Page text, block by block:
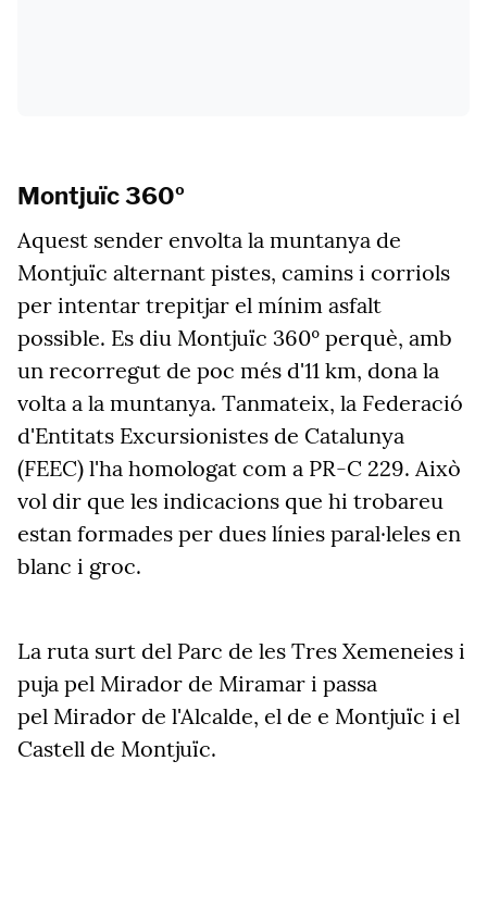
Montjuïc 360º
Aquest sender envolta la muntanya de
Montjuïc alternant pistes, camins i corriols
per intentar trepitjar el mínim asfalt
possible. Es diu Montjuïc 360º perquè, amb
un recorregut de poc més d'11 km, dona la
volta a la muntanya. Tanmateix, la Federació
d'Entitats Excursionistes de Catalunya
(FEEC) l'ha homologat com a PR-C 229. Això
vol dir que les indicacions que hi trobareu
estan formades per dues línies paral·leles en
blanc i groc.
La ruta surt del Parc de les Tres Xemeneies i
puja pel Mirador de Miramar i passa
pel Mirador de l'Alcalde, el de e Montjuïc i el
Castell de Montjuïc.